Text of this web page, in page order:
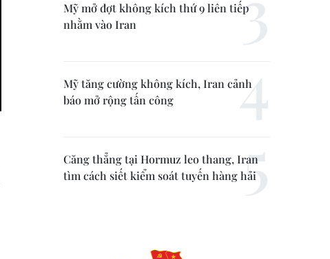
Mỹ mở đợt không kích thứ 9 liên tiếp
nhằm vào Iran
Mỹ tăng cường không kích, Iran cảnh
báo mở rộng tấn công
Căng thẳng tại Hormuz leo thang, Iran
tìm cách siết kiểm soát tuyến hàng hải